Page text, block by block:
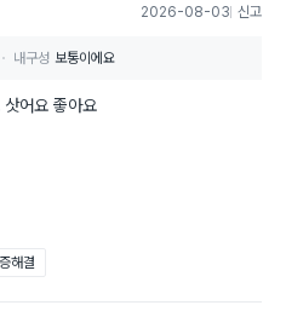
2026-08-03 신고
내구성 보통이에요
어요 좋아요
해결